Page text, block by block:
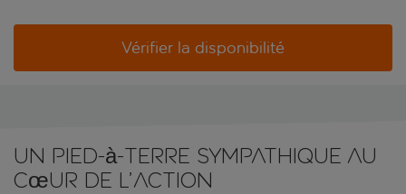
Vérifier la disponibilité
Un pied-à-terre sympathique au
cœur de l’action